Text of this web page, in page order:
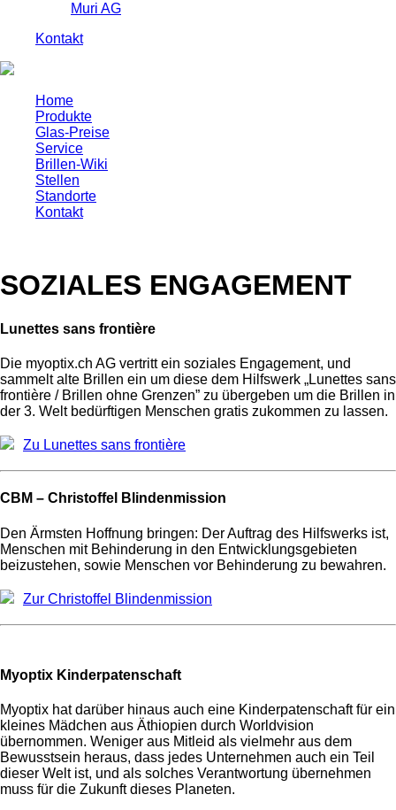
Muri AG
Kontakt
Home
Produkte
Glas-Preise
Service
Brillen-Wiki
Stellen
Standorte
Kontakt
SOZIALES ENGAGEMENT
Lunettes sans frontière
Die myoptix.ch AG vertritt ein soziales Engagement, und
sammelt alte Brillen ein um diese dem Hilfswerk „Lunettes sans
frontière / Brillen ohne Grenzen” zu übergeben um die Brillen in
der 3. Welt bedürftigen Menschen gratis zukommen zu lassen.
Zu Lunettes sans frontière
CBM – Christoffel Blindenmission
Den Ärmsten Hoffnung bringen: Der Auftrag des Hilfswerks ist,
Menschen mit Behinderung in den Entwicklungsgebieten
beizustehen, sowie Menschen vor Behinderung zu bewahren.
Zur Christoffel Blindenmission
Myoptix Kinderpatenschaft
Myoptix hat darüber hinaus auch eine Kinderpatenschaft für ein
kleines Mädchen aus Äthiopien durch Worldvision
übernommen. Weniger aus Mitleid als vielmehr aus dem
Bewusstsein heraus, dass jedes Unternehmen auch ein Teil
dieser Welt ist, und als solches Verantwortung übernehmen
muss für die Zukunft dieses Planeten.